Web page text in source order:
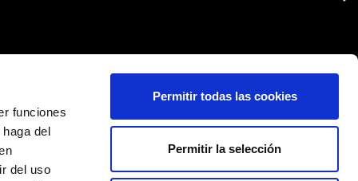
funciones
del
del uso
Permitir todas las cookies
Permitir la selección